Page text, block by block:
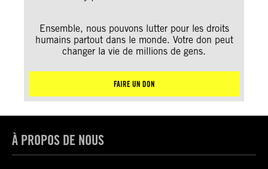
Ensemble, nous pouvons lutter pour les droits
humains partout dans le monde. Votre don peut
changer la vie de millions de gens.
FAIRE UN DON
À PROPOS DE NOUS